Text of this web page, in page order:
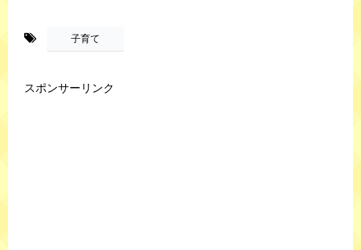
子育て
スポンサーリンク